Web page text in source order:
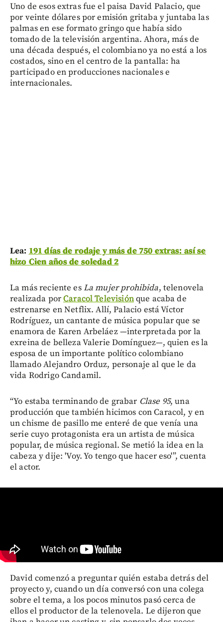
Uno de esos extras fue el paisa David Palacio, que
por veinte dólares por emisión gritaba y juntaba las
palmas en ese formato gringo que había sido
tomado de la televisión argentina. Ahora, más de
una década después, el colombiano ya no está a los
costados, sino en el centro de la pantalla: ha
participado en producciones nacionales e
internacionales.
Lea: 191 días de rodaje y más de 750 extras: así se
hizo Cien años de soledad 2
La más reciente esLa mujer prohibida, telenovela
realizada porCaracol Televisiónque acaba de
estrenarse en Netflix. Allí, Palacio está Víctor
Rodríguez, un cantante de música popular que se
enamora de Karen Arbeláez —interpretada por la
exreina de belleza Valerie Domínguez—, quien es la
esposa de un importante político colombiano
llamado Alejandro Orduz, personaje al que le da
vida Rodrigo Candamil.
“Yo estaba terminando de grabar Clase 95, una
producción que también hicimos con Caracol, y en
un chisme de pasillo me enteré de que venía una
serie cuyo protagonista era un artista de música
popular, de música regional. Se metió la idea en la
cabeza y dije: 'Voy. Yo tengo que hacer eso'”, cuenta
el actor.
David comenzó a preguntar quién estaba detrás del
proyecto y, cuando un día conversó con una colega
sobre el tema, a los pocos minutos pasó cerca de
ellos el productor de la telenovela. Le dijeron que